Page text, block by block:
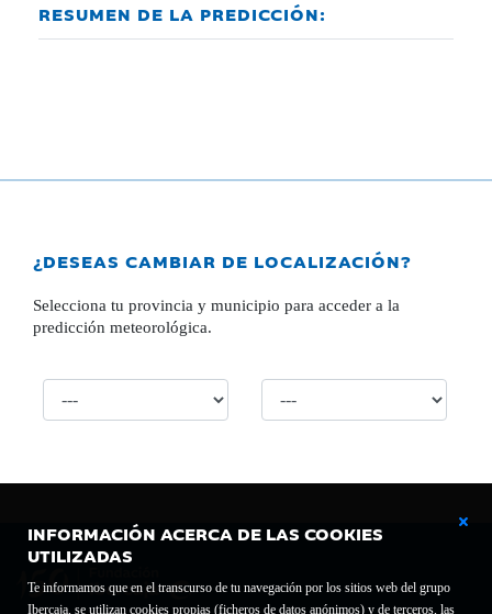
INFORMACIÓN ACERCA DE LAS COOKIES
UTILIZADAS
Te informamos que en el transcurso de tu navegación por los sitios web del grupo
Ibercaja, se utilizan cookies propias (ficheros de datos anónimos) y de terceros, las
RESUMEN DE LA PREDICCIÓN:
¿DESEAS CAMBIAR DE LOCALIZACIÓN?
Selecciona tu provincia y municipio para acceder a la
predicción meteorológica.